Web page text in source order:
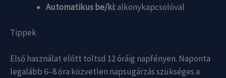
Automatikus be/ki:alkonykapcsolóval
Tippek
Első használat előtt töltsd 12 óráig napfényen. Naponta
legalább 6–8 óra közvetlen napsugárzás szükséges a